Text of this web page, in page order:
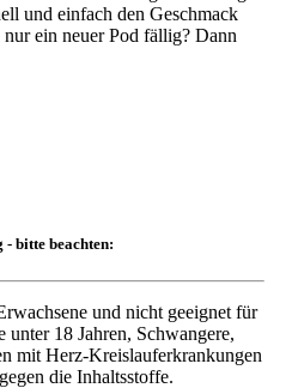
und einfach den Geschmack
ein neuer Pod fällig? Dann
- bitte beachten:
und nicht geeignet für
18 Jahren, Schwangere,
mit Herz-Kreislauferkrankungen
die Inhaltsstoffe.